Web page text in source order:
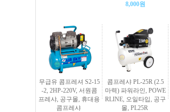
8,000원
무급유 콤프레셔 S2-15
-2, 2HP-220V, 서원콤
프레샤, 공구몰, 휴대용
콤프레샤
콤프레샤 PL-25R (2.5
마력) 파워라인, POWE
RLINE, 오일타입, 공구
몰, PL25R